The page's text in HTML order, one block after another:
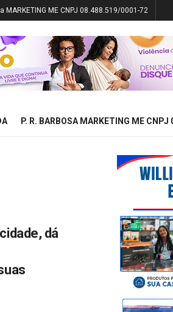
MARKETING ME CNPJ 08.488.519/0001-72
P. R. BARBOSA MARKETING ME
dá